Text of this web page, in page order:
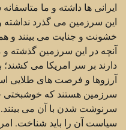
ایرانی ها داشته و ما
این سرزمین می گذرد نداشته
خشونت و جنایت می بینند و
آنچه در این سرزمین گذشته و
دارند بر سر امریکا می
آرزوها و فرصت های طلایی
سرزمین هستند که خوشبختی
سرنوشت شدن با آن می بینند.
سیاست آن را باید شناخت.